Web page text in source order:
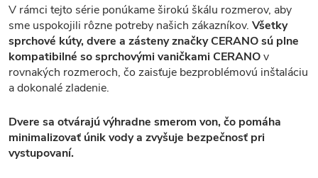
V rámci tejto série ponúkame širokú škálu rozmerov, aby
sme uspokojili rôzne potreby našich zákazníkov. Všetky
sprchové kúty, dvere a zásteny značky CERANO sú plne
kompatibilné so sprchovými vaničkami CERANOv
rovnakých rozmeroch, čo zaisťuje bezproblémovú inštaláciu
a dokonalé zladenie.
Dvere sa otvárajú výhradne smerom von, čo pomáha
minimalizovať únik vody a zvyšuje bezpečnosť pri
vystupovaní.